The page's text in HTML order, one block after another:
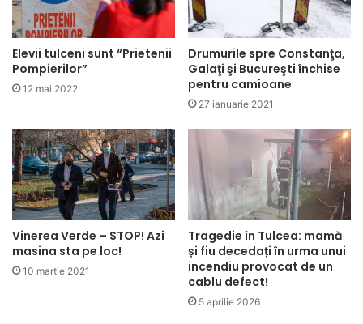
Elevii tulceni sunt “Prietenii
Pompierilor”
12 mai 2022
Drumurile spre Constanţa,
Galaţi şi Bucureşti închise
pentru camioane
27 ianuarie 2021
Vinerea Verde – STOP! Azi
masina sta pe loc!
10 martie 2021
Tragedie în Tulcea: mamă
și fiu decedați în urma unui
incendiu provocat de un
cablu defect!
5 aprilie 2026